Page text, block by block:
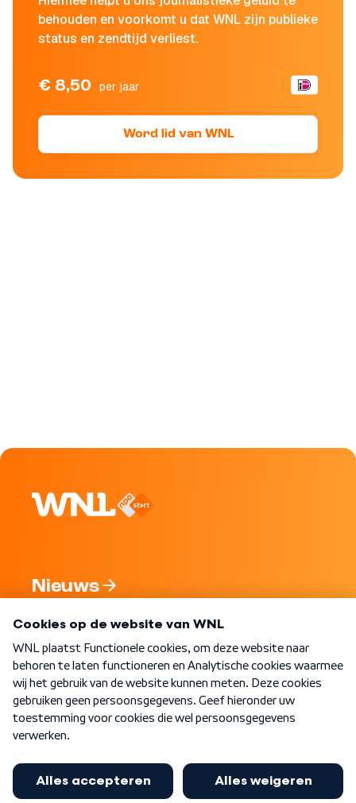
behouden en voorkomt u dat WNL zijn publieke
status en zendtijd verliest.
€ 8,50 per jaar
Word lid van WNL
Nieuws
Nieuwsbrief
Word Lid